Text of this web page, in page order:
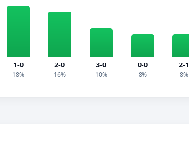
1-0
18%
2-0
16%
3-0
10%
0-0
8%
2-1
8%